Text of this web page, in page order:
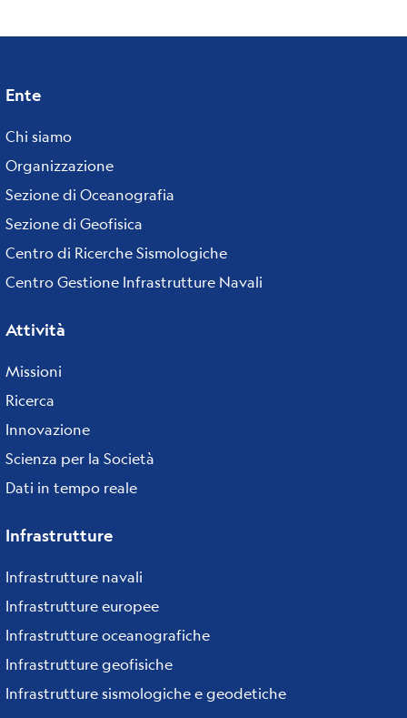
Footer
menu
Ente
Chi siamo
Organizzazione
Sezione di Oceanografia
Sezione di Geofisica
Centro di Ricerche Sismologiche
Centro Gestione Infrastrutture Navali
Attività
Missioni
Ricerca
Innovazione
Scienza per la Società
Dati in tempo reale
Infrastrutture
Infrastrutture navali
Infrastrutture europee
Infrastrutture oceanografiche
Infrastrutture geofisiche
Infrastrutture sismologiche e geodetiche